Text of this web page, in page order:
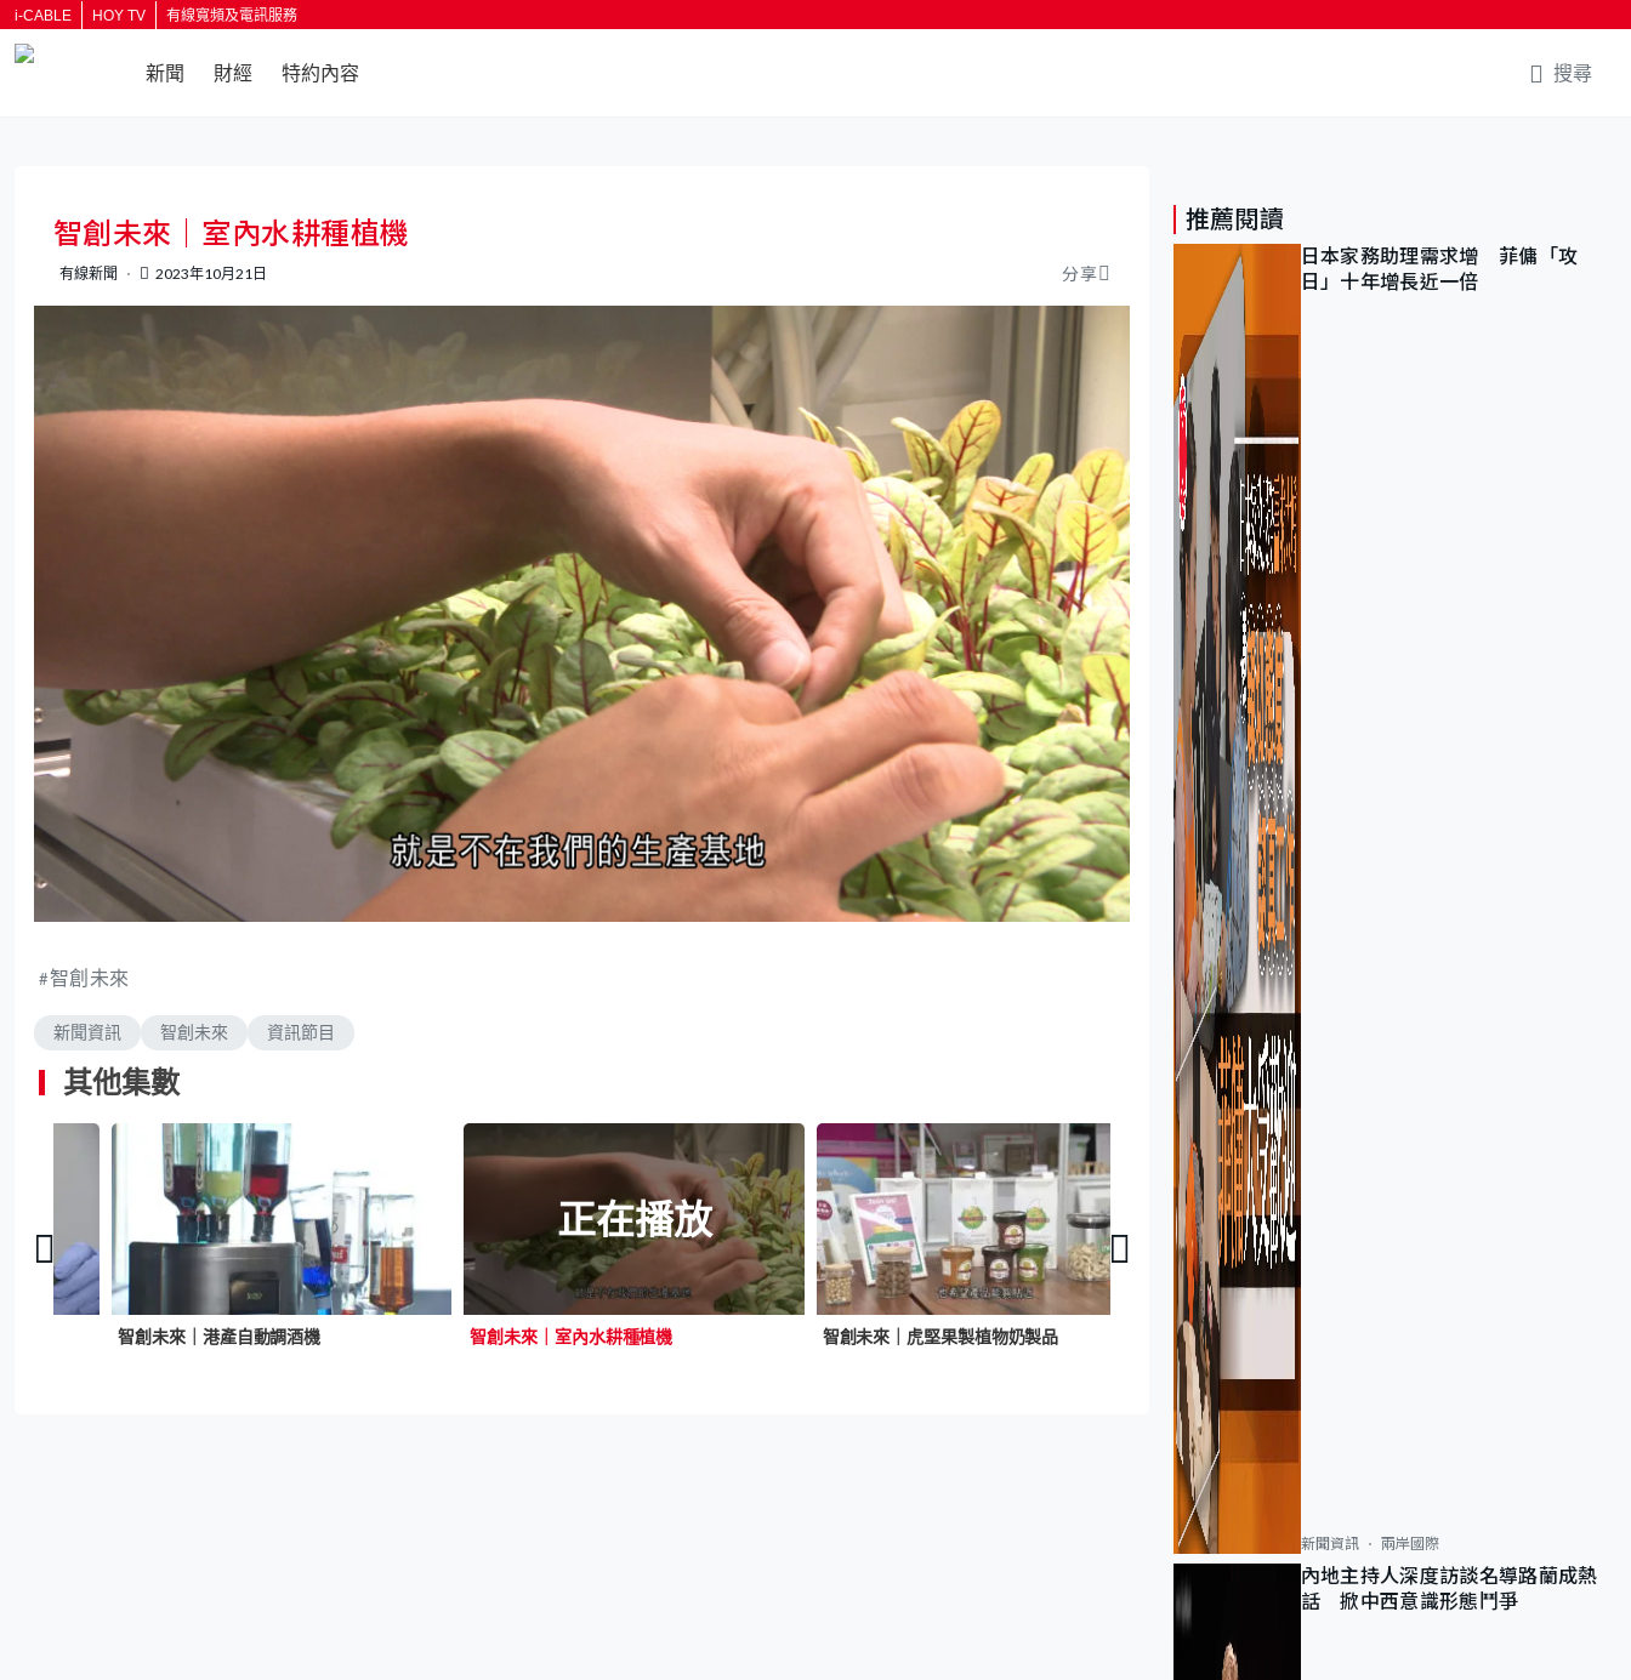
i-CABLE HOY TV 有線寬頻及電訊服務
新聞 財經 特約內容 搜尋
智創未來｜室內水耕種植機
有線新聞 2023年10月21日 分享
智創未來
新聞資訊 智創未來 資訊節目
其他集數
智創未來｜港產自動調酒機
正在播放
智創未來｜室內水耕種植機 智創未來｜虎堅果製植物奶製品 智創未來｜「納米多環離焦」近視防控鏡片
推薦閱讀
日本家務助理需求增 菲傭「攻
日」十年增長近一倍
新聞資訊 兩岸國際
內地主持人深度訪談名導路蘭成熱
話 掀中西意識形態鬥爭